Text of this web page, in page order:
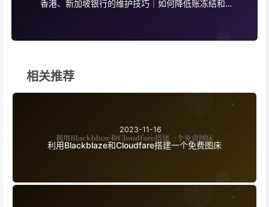
香港、新加坡银行的维护技巧｜如何降低账冻结和关
相关推荐
2023-11-16
利用Blackblaze和Cloudfare搭建一个免费图床